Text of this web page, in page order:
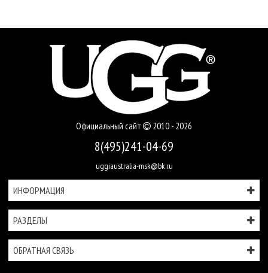
Официальный сайт 2010 - 2026
8(495)241-04-69
uggiaustralia-msk@bk.ru
ИНФОРМАЦИЯ
РАЗДЕЛЫ
ОБРАТНАЯ СВЯЗЬ